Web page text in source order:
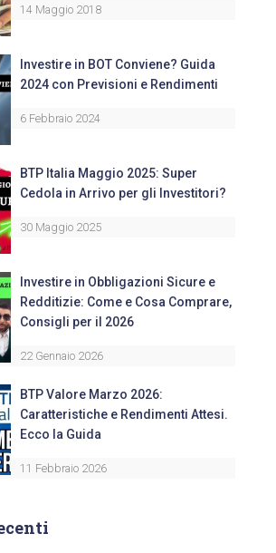
14 Maggio 2018
Investire in BOT Conviene? Guida
2024 con Previsioni e Rendimenti
6 Febbraio 2024
BTP Italia Maggio 2025: Super
Cedola in Arrivo per gli Investitori?
30 Maggio 2025
Investire in Obbligazioni Sicure e
Redditizie: Come e Cosa Comprare,
Consigli per il 2026
22 Gennaio 2026
BTP Valore Marzo 2026:
Caratteristiche e Rendimenti Attesi.
Ecco la Guida
11 Febbraio 2026